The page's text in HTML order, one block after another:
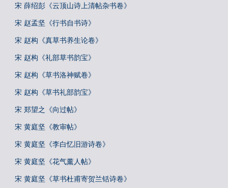
宋 薛绍彭《云顶山诗上清帖杂书卷》
宋 赵孟坚《行书自书诗》
宋 赵构《真草书养生论卷》
宋 赵构《礼部草书韵宝》
宋 赵构《草书洛神赋卷》
宋 赵构《草书礼部韵宝》
宋 郑望之《向过帖》
宋 黄庭坚《教审帖》
宋 黄庭坚《李白忆旧游诗卷》
宋 黄庭坚《花气薰人帖》
宋 黄庭坚《草书杜甫寄贺兰铦诗卷》